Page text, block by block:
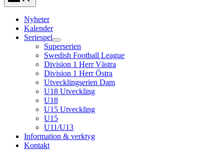
Nyheter
Kalender
Seriespel
Superserien
Swedish Football League
Division 1 Herr Västra
Division 1 Herr Östra
Utvecklingserien Dam
U18 Utveckling
U18
U15 Utveckling
U15
U11/U13
Information & verktyg
Kontakt